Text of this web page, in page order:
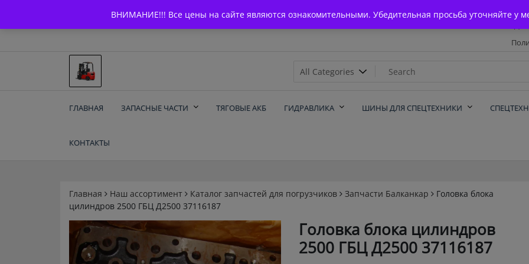
ВНИМАНИЕ!!! Все цены на сайте являются ознакомительными. Убедительная просьба уточняйте у
content
Запчасти для вилочых
ГЛАВНАЯ ЗАПАСНЫЕ ЧАСТИ ТЯГОВЫЕ АКБ ГИДРАВЛИКА ШИНЫ ДЛЯ СПЕЦТЕХНИКИ
КОНТАКТЫ
Главная Наш ассортимент Каталог запчастей для погрузчиков Запчасти Балканкар
Головка блока
цилиндров 2500 ГБЦ Д2500 37116187
Головка блока цилиндров
2500 ГБЦ Д2500 37116187